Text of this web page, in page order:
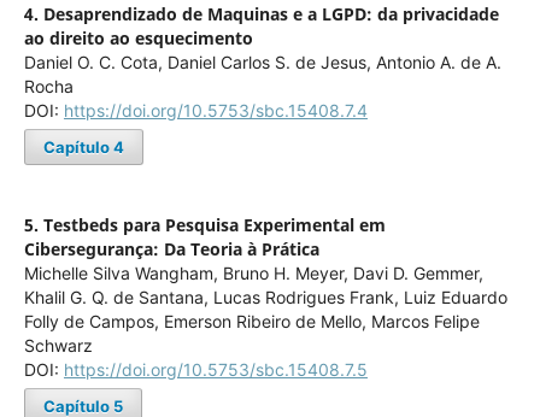
4. Desaprendizado de Maquinas e a LGPD: da privacidade
ao direito ao esquecimento
Daniel O. C. Cota, Daniel Carlos S. de Jesus, Antonio A. de A.
Rocha
DOI: https://doi.org/10.5753/sbc.15408.7.4
Capítulo 4
5. Testbeds para Pesquisa Experimental em
Cibersegurança: Da Teoria à Prática
Michelle Silva Wangham, Bruno H. Meyer, Davi D. Gemmer,
Khalil G. Q. de Santana, Lucas Rodrigues Frank, Luiz Eduardo
Folly de Campos, Emerson Ribeiro de Mello, Marcos Felipe
Schwarz
DOI: https://doi.org/10.5753/sbc.15408.7.5
Capítulo 5